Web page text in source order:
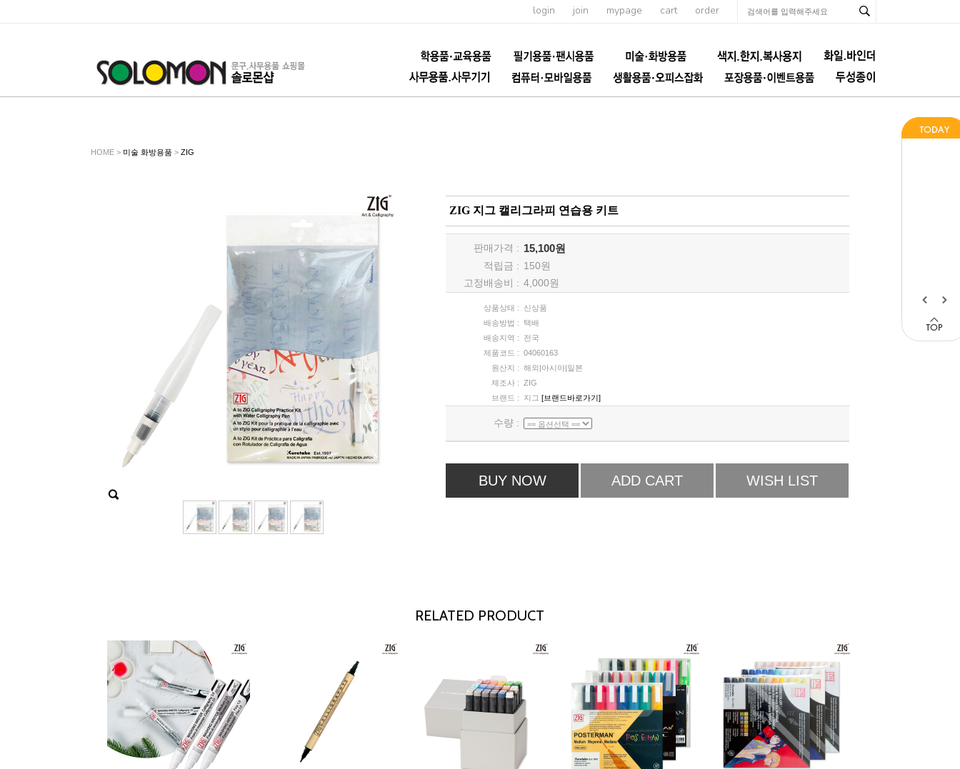
login join mypage cart order
HOME > 미술 화방용품 > ZIG
ZIG 지그 캘리그라피 연습용 키트
판매가격 : 15,100원
적립금 : 150원
고정배송비 : 4,000원
상품상태 :
신상품
배송방법 :
택배
배송지역 :
전국
제품코드 : 04060163
원산지 : 해외|아시아|일본
제조사 : ZIG
브랜드 :
지그 [브랜드바로가기]
수량 :
BUY NOW ADD CART WISH LIST
RELATED PRODUCT